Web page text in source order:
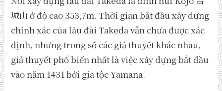
城山 ở độ cao 353,7m. Thời gian bắt đầu xây dựng
chính xác của lâu đài Takeda vẫn chưa được xác
định, nhưng trong số các giả thuyết khác nhau,
giả thuyết phổ biến nhất là việc xây dựng bắt đầu
vào năm 1431 bởi gia tộc Yamana.